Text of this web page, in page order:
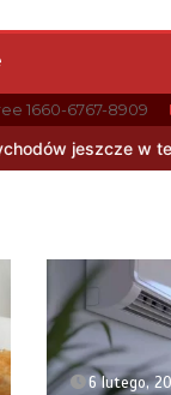
1660-6767-8909
i gres
6 lutego,